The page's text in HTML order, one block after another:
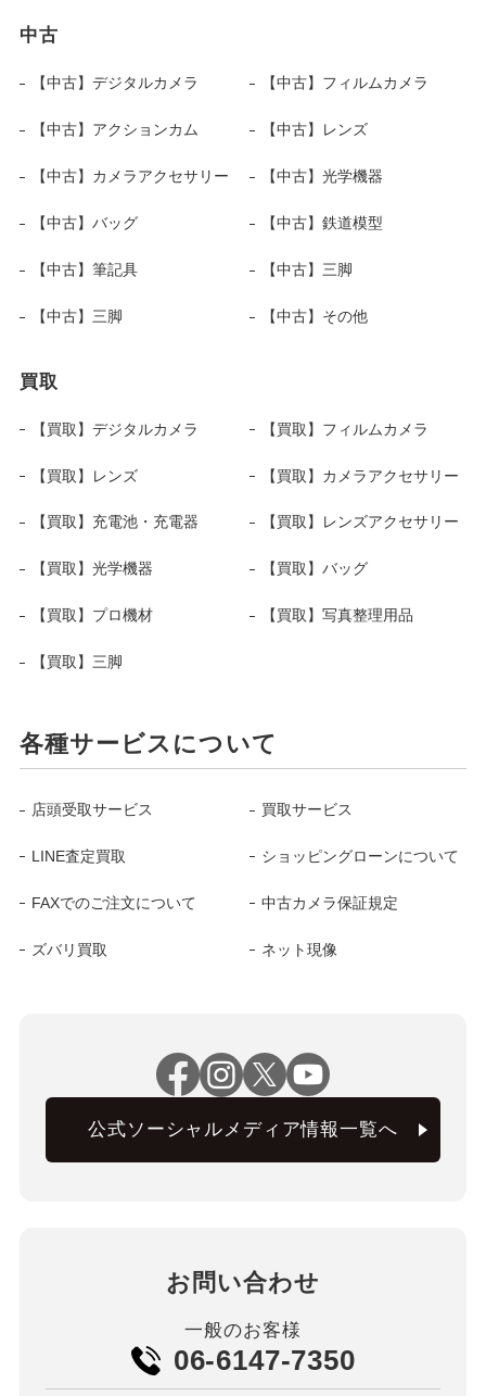
中古
【中古】デジタルカメラ 【中古】フィルムカメラ
【中古】アクションカム 【中古】レンズ
【中古】カメラアクセサリー 【中古】光学機器
【中古】バッグ 【中古】鉄道模型
【中古】筆記具 【中古】三脚
【中古】三脚 【中古】その他
買取
【買取】デジタルカメラ 【買取】フィルムカメラ
【買取】レンズ 【買取】カメラアクセサリー
【買取】充電池・充電器 【買取】レンズアクセサリー
【買取】光学機器 【買取】バッグ
【買取】プロ機材 【買取】写真整理用品
【買取】三脚
各種サービスについて
店頭受取サービス 買取サービス
LINE査定買取 ショッピングローンについて
FAXでのご注文について 中古カメラ保証規定
ズバリ買取 ネット現像
公式ソーシャルメディア情報一覧へ
お問い合わせ
一般のお客様
06-6147-7350